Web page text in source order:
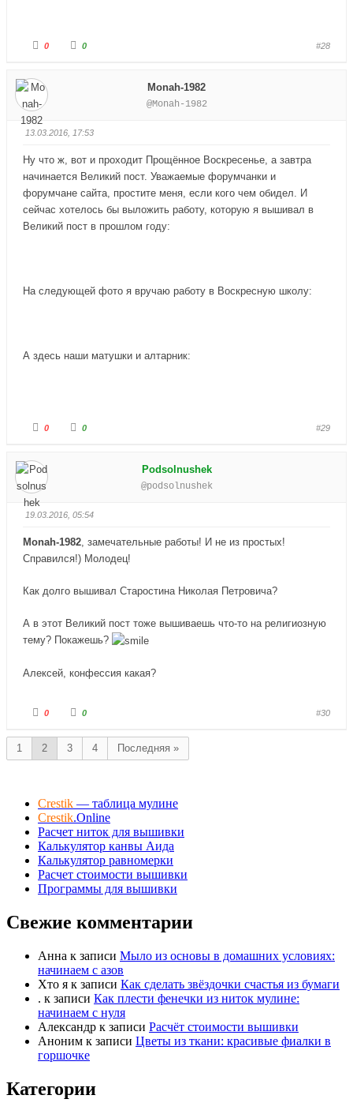
с
у
т
е
-
п
а
е
ц
в
н
и
з
.
0
п
а
е
ц
в
в
е
р
х
0 #28
Monah-1982
@Monah-1982
13.03.2016, 17:53
Ну что ж, вот и проходит Прощённое Воскресенье, а завтра
начинается Великий пост. Уважаемые форумчанки и
форумчане сайта, простите меня, если кого чем обидел. И
сейчас хотелось бы выложить работу, которую я вышивал в
Великий пост в прошлом году:
На следующей фото я вручаю работу в Воскресную школу:
А здесь наши матушки и алтарник:
с
у
т
е
-
п
а
е
ц
в
н
.
0
п
а
е
ц
в
в
х
0 #29
Podsolnushek
@podsolnushek
19.03.2016, 05:54
Monah-1982, замечательные работы! И не из простых!
Справился!) Молодец!
Как долго вышивал Старостина Николая Петровича?
А в этот Великий пост тоже вышиваешь что-то на религиозную
тему? Покажешь?
Алексей, конфессия какая?
о
у
й
п
а
л
е
ц
в
н
и
з
0
о
й
а
л
е
ц
в
в
е
р
х
0 #30
1 2 3 4 Последняя »
Crestik — таблица мулине
Crestik.Online
Расчет ниток для вышивки
Калькулятор канвы Аида
Калькулятор равномерки
Расчет стоимости вышивки
Программы для вышивки
Свежие комментарии
Анна к записи Мыло из основы в домашних условиях:
начинаем с азов
Хто я к записи Как сделать звёздочки счастья из бумаги
. к записи Как плести фенечки из ниток мулине:
начинаем с нуля
Александр к записи Расчёт стоимости вышивки
Аноним к записи Цветы из ткани: красивые фиалки в
горшочке
Категории